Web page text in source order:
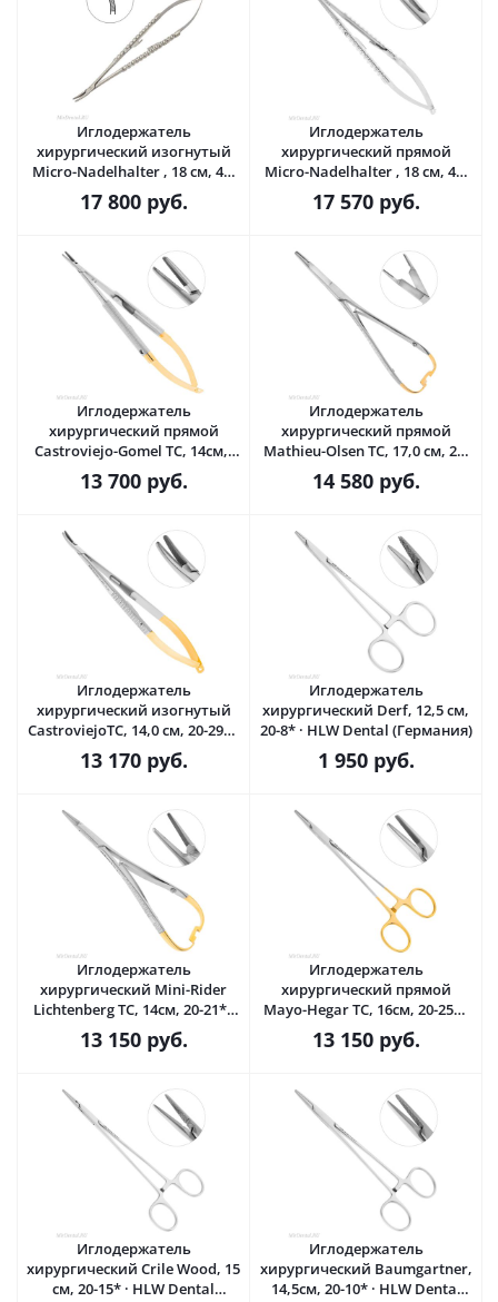
Иглодержатель
хирургический изогнутый
Micro-Nadelhalter , 18 см, 40-
96D* · HLW Dental (Германия)
17 800руб.
Иглодержатель
хирургический прямой
Micro-Nadelhalter , 18 см, 40-
95D* · HLW Dental (Германия)
17 570руб.
Иглодержатель
хирургический прямой
Castroviejo-Gomel TC, 14см,,
20-19* · HLW Dental
(Германия)
13 700руб.
Иглодержатель
хирургический прямой
Mathieu-Olsen TC, 17,0 см, 20-
32* · HLW Dental (Германия)
14 580руб.
Иглодержатель
хирургический изогнутый
CastroviejoTC, 14,0 см, 20-29* ·
HLW Dental (Германия)
13 170руб.
Иглодержатель
хирургический Derf, 12,5 см,
20-8* · HLW Dental (Германия)
1 950руб.
Иглодержатель
хирургический Mini-Rider
Lichtenberg TC, 14см, 20-21* ·
HLW Dental (Германия)
13 150руб.
Иглодержатель
хирургический прямой
Mayo-Hegar TC, 16см, 20-25* ·
HLW Dental (Германия)
13 150руб.
Иглодержатель
хирургический Crile Wood, 15
см, 20-15* · HLW Dental
Иглодержатель
хирургический Baumgartner,
14,5см, 20-10* · HLW Dental